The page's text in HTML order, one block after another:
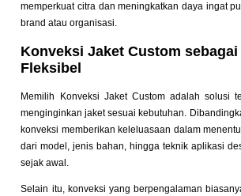
memperkuat citra dan meningkatkan daya ingat
brand atau organisasi.
Konveksi Jaket Custom
Fleksibel
Memilih Konveksi Jaket Custom adalah solusi
menginginkan jaket sesuai kebutuhan.
konveksi memberikan keleluasaan dalam
dari model, jenis bahan, hingga teknik aplikasi
sejak awal.
Selain itu, konveksi yang berpengalaman